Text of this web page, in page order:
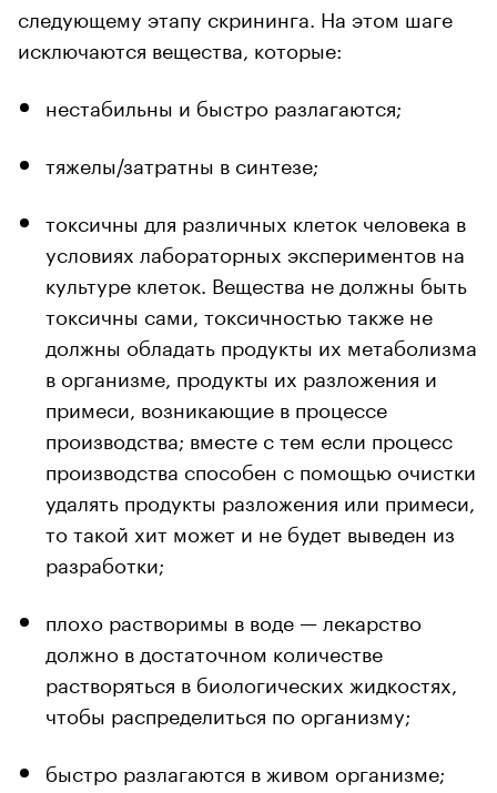
следующему этапу скрининга. На этом шаге
исключаются вещества, которые:
нестабильны и быстро разлагаются;
тяжелы/затратны в синтезе;
токсичны для различных клеток человека в
условиях лабораторных экспериментов на
культуре клеток. Вещества не должны быть
токсичны сами, токсичностью также не
должны обладать продукты их метаболизма
в организме, продукты их разложения и
примеси, возникающие в процессе
производства; вместе с тем если процесс
производства способен с помощью очистки
удалять продукты разложения или примеси,
то такой хит может и не будет выведен из
разработки;
плохо растворимы в воде — лекарство
должно в достаточном количестве
растворяться в биологических жидкостях,
чтобы распределиться по организму;
быстро разлагаются в живом организме;